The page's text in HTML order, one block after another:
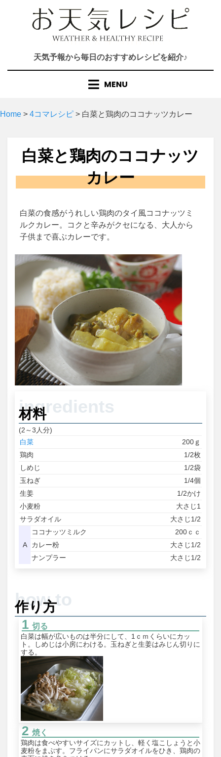
天気予報から毎日のおすすめレシピを紹介♪
MENU
Home > 4コマレシピ > 白菜と鶏肉のココナッツカレー
白菜と鶏肉のココナッツ
カレー
白菜の食感がうれしい鶏肉のタイ風ココナッツミ
ルクカレー。コクと辛みがクセになる、大人から
子供まで喜ぶカレーです。
材料
(2～3人分)
白菜
200ｇ
鶏肉
1/2枚
しめじ
1/2袋
玉ねぎ
1/4個
生姜
1/2かけ
小麦粉
大さじ1
サラダオイル
大さじ1/2
A
ココナッツミルク
200ｃｃ
カレー粉
大さじ1/2
ナンプラー
大さじ1/2
作り方
切る
白菜は幅が広いものは半分にして、1ｃｍくらいにカッ
ト。しめじは小房にわける。玉ねぎと生姜はみじん切りに
する。
焼く
鶏肉は食べやすいサイズにカットし、軽く塩こしょうと小
麦粉をまぶす。フライパンにサラダオイルをひき、鶏肉の